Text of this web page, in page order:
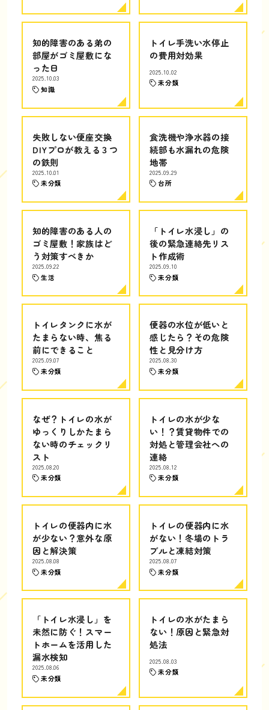
知的障害のある弟の
部屋がゴミ屋敷にな
った日
2025.10.03
知識
トイレ手洗い水停止
の費用対効果
2025.10.02
未分類
失敗しない便座交換
DIYプロが教える３つ
の鉄則
2025.10.01
未分類
食洗機や浄水器の接
続部も水漏れの危険
地帯
2025.09.29
台所
知的障害のある人の
ゴミ屋敷！家族はど
う対策すべきか
2025.09.22
生活
「トイレ水浸し」の
後の緊急連絡先リス
ト作成術
2025.09.10
未分類
トイレタンクに水が
たまらない時、焦る
前にできること
2025.09.07
未分類
便器の水位が低いと
感じたら？その危険
性と見分け方
2025.08.30
未分類
なぜ？トイレの水が
ゆっくりしかたまら
ない時のチェックリ
スト
2025.08.20
未分類
トイレの水が少な
い！？賃貸物件での
対処と管理会社への
連絡
2025.08.12
未分類
トイレの便器内に水
が少ない？意外な原
因と解決策
2025.08.08
未分類
トイレの便器内に水
がない！冬場のトラ
ブルと凍結対策
2025.08.07
未分類
「トイレ水浸し」を
未然に防ぐ！スマー
トホームを活用した
漏水検知
2025.08.06
未分類
トイレの水がたまら
ない！原因と緊急対
処法
2025.08.03
未分類